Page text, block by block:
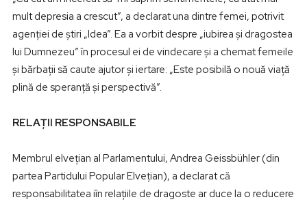
mult depresia a crescut”, a declarat una dintre femei, potrivit
agenției de știri „Idea”. Ea a vorbit despre „iubirea și dragostea
lui Dumnezeu” în procesul ei de vindecare și a chemat femeile
și bărbații să caute ajutor și iertare: „Este posibilă o nouă viață
plină de speranță și perspectivă”.
RELAȚII RESPONSABILE
Membrul elvețian al Parlamentului, Andrea Geissbühler (din
partea Partidului Popular Elvețian), a declarat că
responsabilitatea iîn relațiile de dragoste ar duce la o reducere